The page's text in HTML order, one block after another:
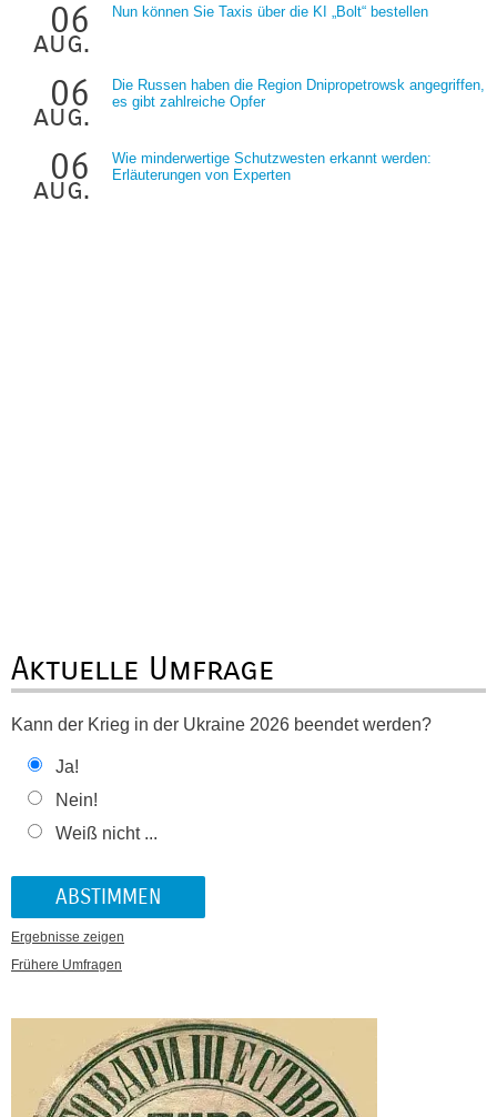
06
aug.
Nun können Sie Taxis über die KI „Bolt“ bestellen
06
aug.
Die Russen haben die Region Dnipropetrowsk angegriffen,
es gibt zahlreiche Opfer
06
aug.
Wie minderwertige Schutzwesten erkannt werden:
Erläuterungen von Experten
Aktuelle Umfrage
Kann der Krieg in der Ukraine 2026 beendet werden?
Ja!
Nein!
Weiß nicht ...
Ergebnisse zeigen
Frühere Umfragen